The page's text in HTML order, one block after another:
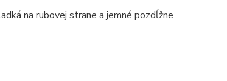
na rubovej strane a jemné pozdĺžne